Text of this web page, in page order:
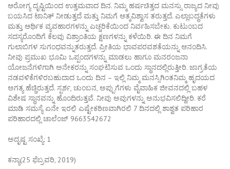
ಆರೋಗ್ಯ ದೃಷ್ಟಿಯಿಂದ ಉತ್ತಮವಾದ ದಿನ. ನಿಮ್ಮ ಹರ್ಷಚಿತ್ತದ ಮನಸ್ಸು ರಾಜ್ಯದ ನೀವು
ಬಯಸಿದ ಟಾನಿಕ್ ನೀಡುತ್ತದೆ ಮತ್ತು ನಿಮಗೆ ಆತ್ಮವಿಶ್ವಾಸ ತರುತ್ತದೆ. ಎಲ್ಲಾಬದ್ಧತೆಗಳು
ಮತ್ತು ಆರ್ಥಿಕ ವ್ಯವಹಾರಗಳನ್ನು ಎಚ್ಚರಿಕೆಯಿಂದ ನಿರ್ವಹಿಸಬೇಕು. ಕುಟುಂಬದ
ಸದಸ್ಯರೊಂದಿಗೆ ಕೆಲವು ವಿಶ್ರಾಂತಿಯ ಕ್ಷಣಗಳನ್ನು ಕಳೆಯಿರಿ. ಈ ದಿನ ನಿಮಗೆ
ಗುಲಾಬಿಗಳ ಸುಗಂಧವನ್ನುತರುತ್ತದೆ. ಪ್ರೀತಿಯ ಭಾವಪರವಶತೆಯನ್ನು ಆನಂದಿಸಿ.
ನೀವು ಪ್ರಮುಖ ಭೂಮಿ ಒಪ್ಪಂದಗಳನ್ನು ಮಾಡಲು ಹಾಗೂ ಮನರಂಜನಾ
ಯೋಜನೆಗಳಿಗಾಗಿ ಅನೇಕರನ್ನು ಸಂಘಟಿಸುವ ಒಂದು ಸ್ಥಾನದಲ್ಲಿರುತ್ತೀರಿ. ಜಾಗ್ರತೆಯ
ನಡವಳಿಕೆಗಳಿರಬಹುದಾದ ಒಂದು ದಿನ – ಇಲ್ಲಿ ನಿಮ್ಮ ಮನಸ್ಸಿಗಿಂತನಿಮ್ಮ ಹೃದಯದ
ಅಗತ್ಯ ಹೆಚ್ಚಿರುತ್ತದೆ. ಸ್ಪರ್ಶ, ಚುಂಬನ, ಅಪ್ಪುಗೆಗಳು ವೈವಾಹಿಕ ಜೀವನದಲ್ಲಿ ಬಹಳ
ವಿಶೇಷ ಸ್ಥಾನವನ್ನು ಹೊಂದಿರುತ್ತವೆ. ನೀವು ಅವುಗಳನ್ನು ಅನುಭವಿಸಲಿದ್ದೀರಿ. ಕರೆ
ಮಾಡಿ ಸಮಸ್ಯೆ ಏನೇ ಇರಲಿ ಎಷ್ಟೇಕಠಿಣವಾಗಿರಲಿ 7 ದಿನದಲ್ಲಿ ಶಾಶ್ವತ ಪರಿಹಾರ
ಪರಿಹಾರದಲ್ಲಿ ಚಾಲೆಂಜ್ 9663542672
ಅದೃಷ್ಟ ಸಂಖ್ಯೆ: 1
ಕನ್ಯಾ(25 ಫೆಬ್ರವರಿ, 2019)